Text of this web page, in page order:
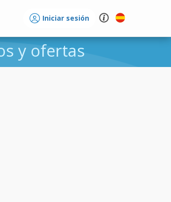
Iniciar sesión
y ofertas